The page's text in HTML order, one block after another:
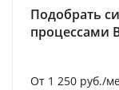
Подобрать
процессами
От 1 250 руб./